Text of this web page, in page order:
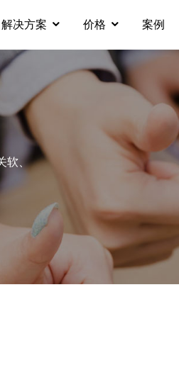
解决方案 价格 案例
软、